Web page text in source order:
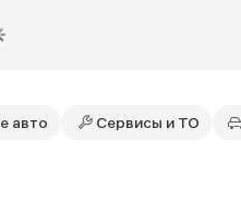
авто Сервисы и ТО